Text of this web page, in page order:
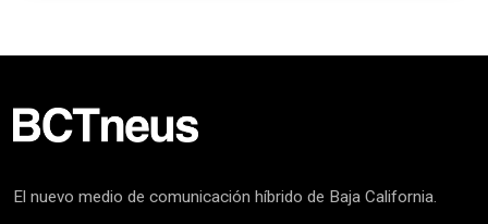
El nuevo medio de comunicación híbrido de Baja California.